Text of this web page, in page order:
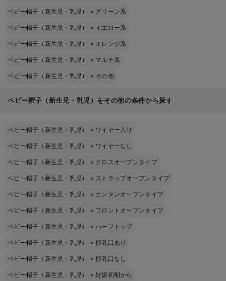
ベビー帽子（新生児・乳児） × グリーン系
ベビー帽子（新生児・乳児） × イエロー系
ベビー帽子（新生児・乳児） × オレンジ系
ベビー帽子（新生児・乳児） × マルチ系
ベビー帽子（新生児・乳児） × その他
ベビー帽子（新生児・乳児）をその他の条件から探す
ベビー帽子（新生児・乳児） × ワイヤー入り
ベビー帽子（新生児・乳児） × ワイヤーなし
ベビー帽子（新生児・乳児） × クロスオープンタイプ
ベビー帽子（新生児・乳児） × ストラップオープンタイプ
ベビー帽子（新生児・乳児） × カンタンオープンタイプ
ベビー帽子（新生児・乳児） × フロントオープンタイプ
ベビー帽子（新生児・乳児） ×ハーフトップ
ベビー帽子（新生児・乳児） ×授乳口あり
ベビー帽子（新生児・乳児） ×授乳口なし
ベビー帽子（新生児・乳児） ×妊娠初期から